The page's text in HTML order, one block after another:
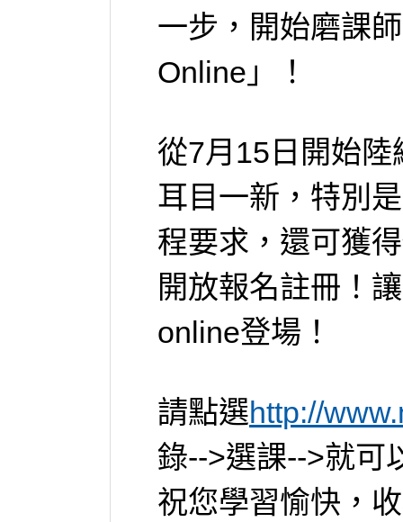
一步，開始磨課
Online」！
從7月15日開始
耳目一新，特別
程要求，還可獲
開放報名註冊！
online登場！
請點選http://
錄-->選課-->就可
祝您學習愉快，